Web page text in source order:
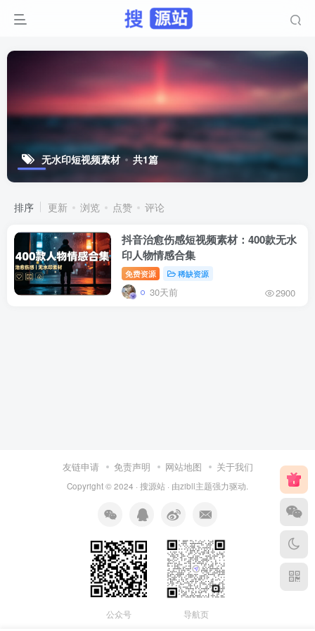
无水印短视频素材 共1篇
排序 更新 浏览 点赞 评论
抖音治愈伤感短视频素材：400款无水
印人物情感合集
免费资源 稀缺资源
30天前 2900
友链申请 免责声明 网站地图 关于我们
Copyright © 2024 · 搜源站 · 由zibll主题强力驱动.
公众号 导航页